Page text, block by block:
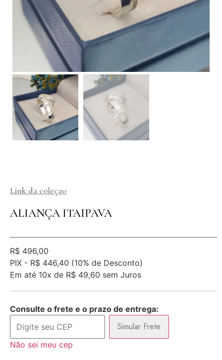
Link da coleçao
ALIANÇA ITAIPAVA
R$ 496,00
PIX - R$ 446,40 (10% de Desconto)
Em até 10x de R$ 49,60 sem Juros
Consulte o frete e o prazo de entrega:
Simular Frete
Não sei meu cep